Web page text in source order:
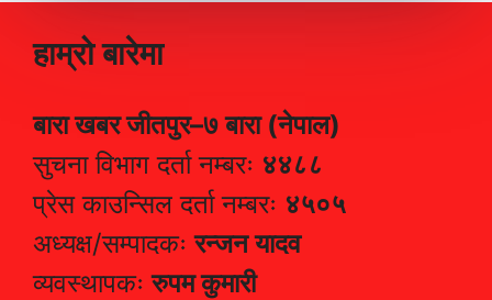
हाम्रो बारेमा
बारा खबर जीतपुर–७ बारा (नेपाल)
सुचना विभाग दर्ता नम्बरः ४४८८
प्रेस काउन्सिल दर्ता नम्बरः ४५०५
अध्यक्ष/सम्पादकःरन्जन यादव
व्यवस्थापकःरुपम कुमारी